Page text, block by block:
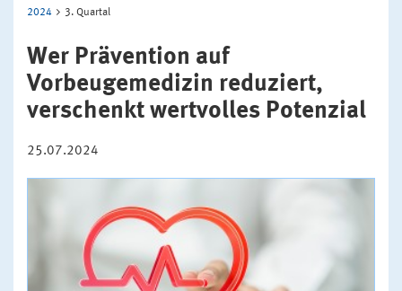
2024
3. Quartal
Wer Prävention auf
Vorbeugemedizin reduziert,
verschenkt wertvolles Potenzial
25.07.2024